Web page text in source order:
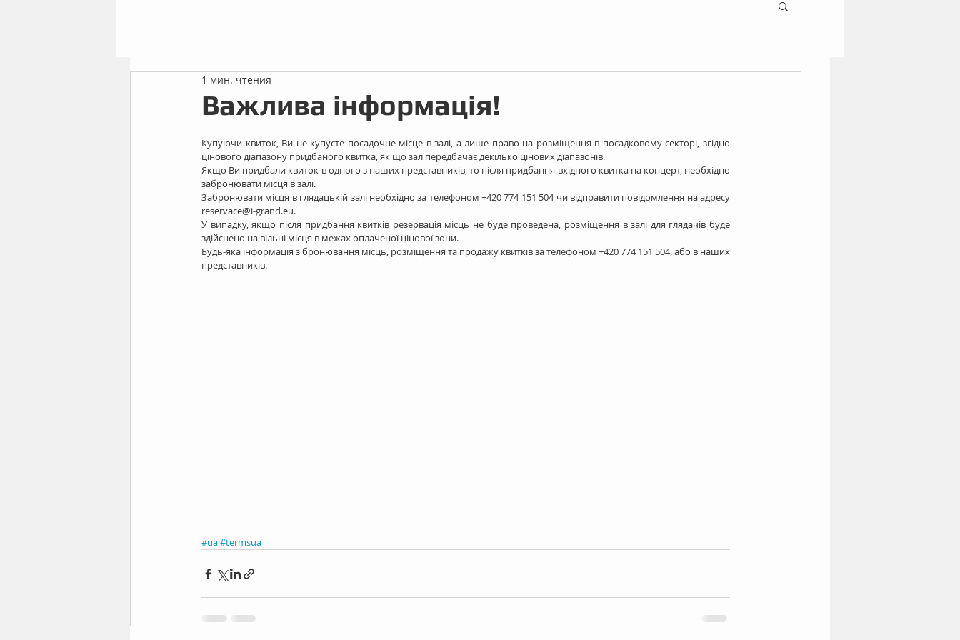
Важлива інформація!
1 мин. чтения
Купуючи квиток, Ви не купуєте посадочне місце в залі, а лише право на розміщення в посадковому секторі, згідно
цінового діапазону придбаного квитка, як що зал передбачає декілько цінових діапазонів.
Якщо Ви придбали квиток в одного з наших представників, то після придбання вхідного квитка на концерт, необхідно
забронювати місця в залі.
Забронювати місця в глядацькій залі необхідно за телефоном +420 774 151 504 чи відправити повідомлення на адресу
reservace@i-grand.eu.
У випадку, якщо після придбання квитків резервація місць не буде проведена, розміщення в залі для глядачів буде
здійснено на вільні місця в межах оплаченої цінової зони.
Будь-яка інформація з бронювання місць, розміщення та продажу квитків за телефоном +420 774 151 504, або в наших
представників.
#ua#termsua